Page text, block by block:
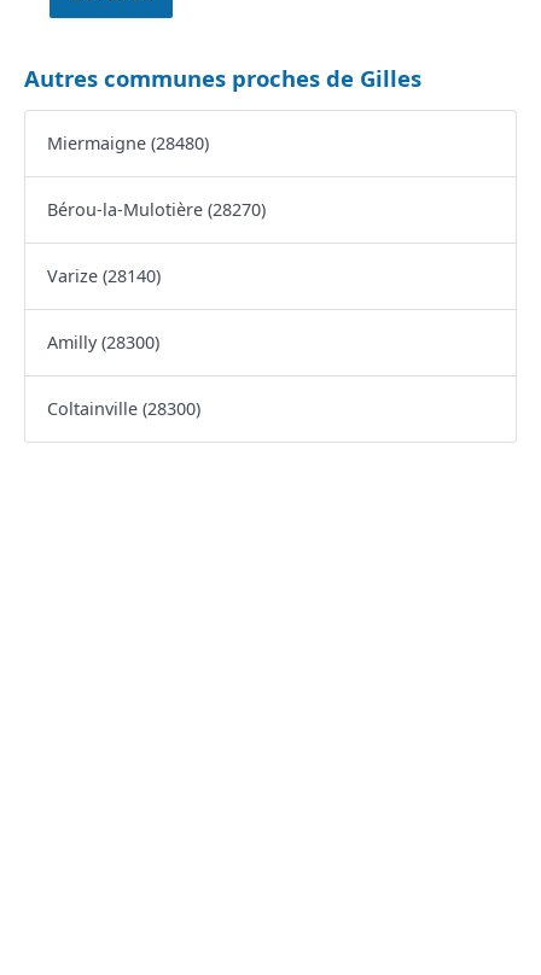
Autres communes proches de Gilles
Miermaigne (28480)
Bérou-la-Mulotière (28270)
Varize (28140)
Amilly (28300)
Coltainville (28300)